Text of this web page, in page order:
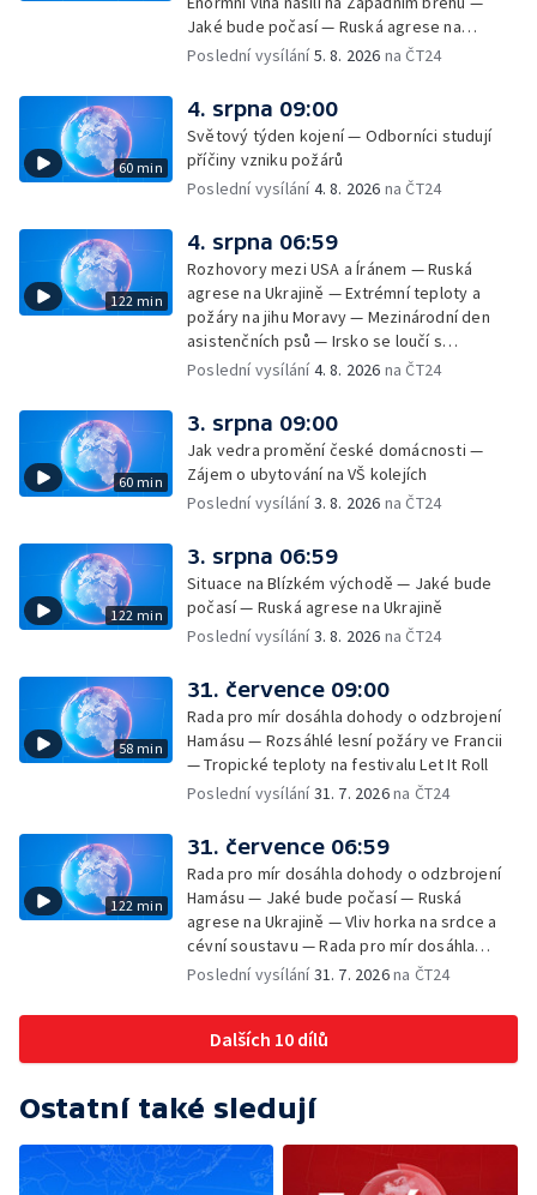
Jaké bude počasí — Ruská agrese na
Ukrajině — Vliv veder na lidské orgány — Při
— Třem obcím na Brněnsku dočasně došla
pitná voda — SP v orientačním běhu v Česku
— Horko a požáry sužují Evropu — Rybářský
příměstský tábor
Poslední vysílání5. 8. 2026 na ČT24
60 min
4. srpna 09:00
Světový týden kojení — Odborníci studují
příčiny vzniku požárů
Poslední vysílání4. 8. 2026 na ČT24
122 min
4. srpna 06:59
Rozhovory mezi USA a Íránem — Ruská
agrese na Ukrajině — Extrémní teploty a
požáry na jihu Moravy — Mezinárodní den
asistenčních psů — Irsko se loučí s
hudebníkem Glenem Hansardem
Poslední vysílání4. 8. 2026 na ČT24
60 min
3. srpna 09:00
Jak vedra promění české domácnosti —
Zájem o ubytování na VŠ kolejích
Poslední vysílání3. 8. 2026 na ČT24
122 min
3. srpna 06:59
Situace na Blízkém východě — Jaké bude
počasí — Ruská agrese na Ukrajině
Poslední vysílání3. 8. 2026 na ČT24
58 min
31. července 09:00
Rada pro mír dosáhla dohody o odzbrojení
Hamásu — Rozsáhlé lesní požáry ve Francii
— Tropické teploty na festivalu Let It Roll
Poslední vysílání31. 7. 2026na ČT24
122 min
31. července 06:59
Rada pro mír dosáhla dohody o odzbrojení
Hamásu — Jaké bude počasí — Ruská
agrese na Ukrajině — Vliv horka na srdce a
cévní soustavu — Rada pro mír dosáhla
dohody o odzbrojení Hamásu — Dokument
začíná výplata superdávky — Tropické
teploty zatěžují i volně žijící zvířata
Poslední vysílání31. 7. 2026na ČT24
Dalších 10 dílů
Ostatní také sledují